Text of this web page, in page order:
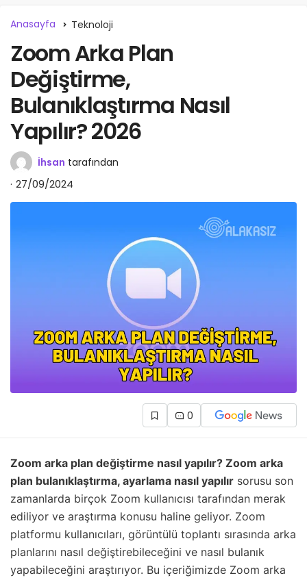
Anasayfa Teknoloji
Zoom Arka Plan
Değiştirme,
Bulanıklaştırma Nasıl
Yapılır? 2026
İhsan tarafından
27/09/2024
0
Zoom arka plan değiştirme nasıl yapılır? Zoom arka
plan bulanıklaştırma, ayarlama nasıl yapılır sorusu son
zamanlarda birçok Zoom kullanıcısı tarafından merak
ediliyor ve araştırma konusu haline geliyor. Zoom
platformu kullanıcıları, görüntülü toplantı sırasında arka
planlarını nasıl değiştirebileceğini ve nasıl bulanık
yapabileceğini araştırıyor. Bu içeriğimizde Zoom arka